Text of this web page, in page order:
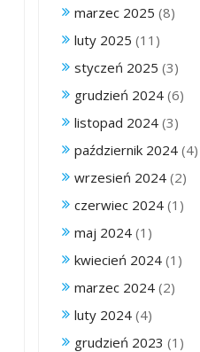
marzec 2025 (8)
luty 2025 (11)
styczeń 2025 (3)
grudzień 2024 (6)
listopad 2024 (3)
październik 2024 (4)
wrzesień 2024 (2)
czerwiec 2024 (1)
maj 2024 (1)
kwiecień 2024 (1)
marzec 2024 (2)
luty 2024 (4)
grudzień 2023 (1)